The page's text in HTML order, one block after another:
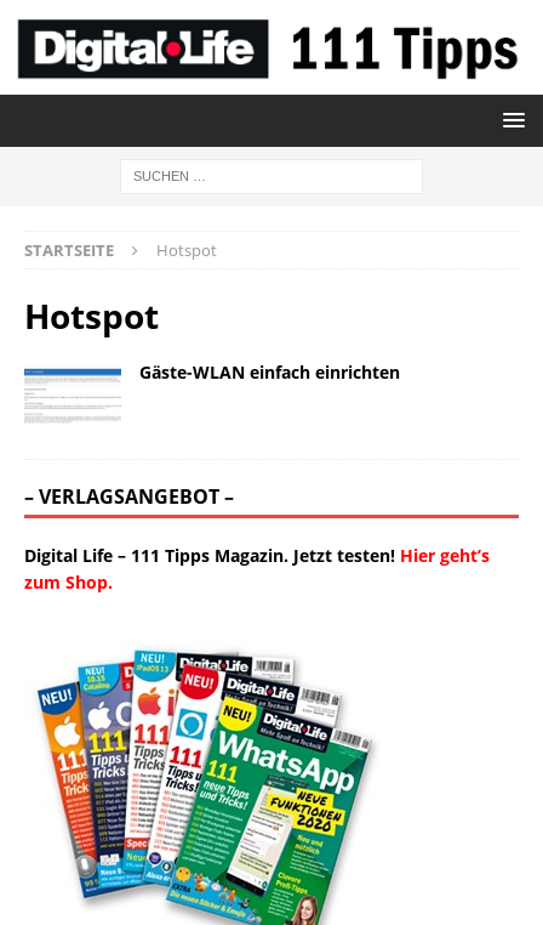
STARTSEITE Hotspot
Hotspot
Gäste-WLAN einfach einrichten
– VERLAGSANGEBOT –
Digital Life – 111 Tipps Magazin. Jetzt testen! Hier geht’s
zum Shop.